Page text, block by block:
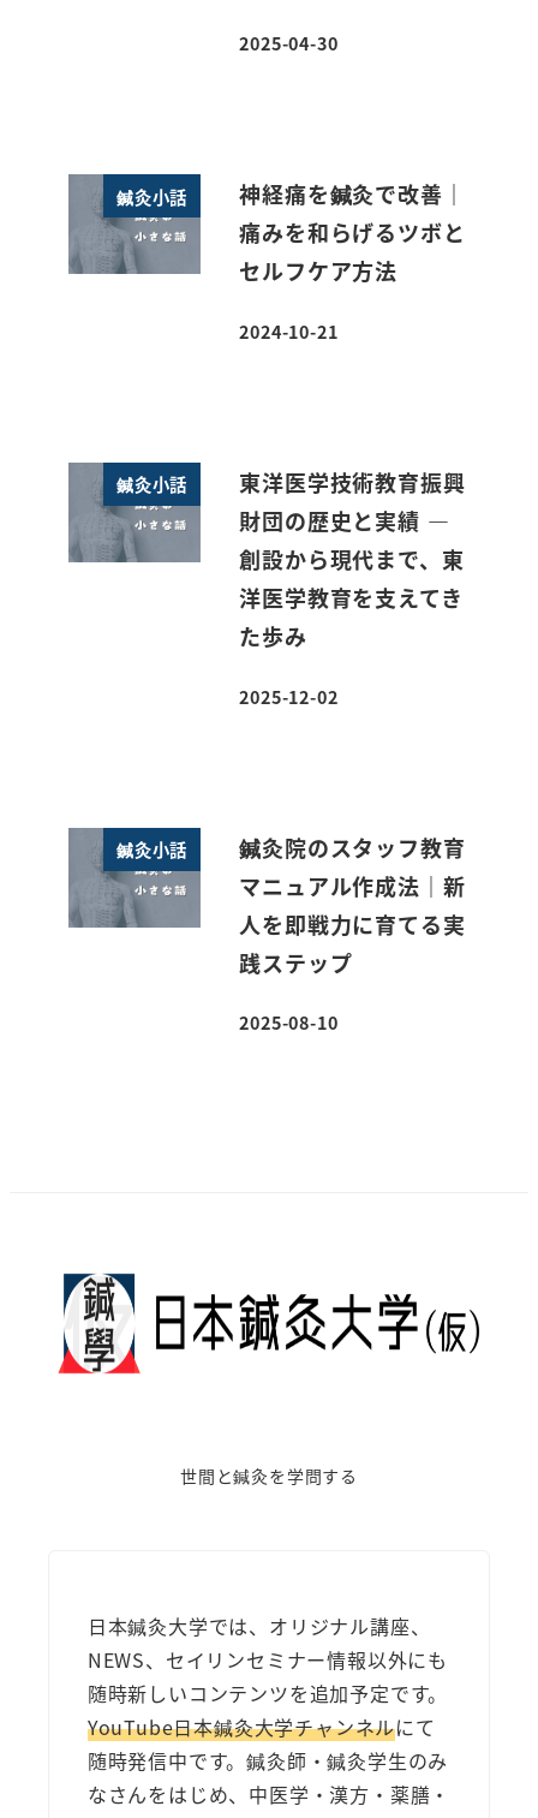
投稿日
2025-04-30
鍼灸小話
神経痛を鍼灸で改善｜
痛みを和らげるツボと
セルフケア方法
投稿日
2024-10-21
鍼灸小話
東洋医学技術教育振興
財団の歴史と実績 ―
創設から現代まで、東
洋医学教育を支えてき
た歩み
投稿日
2025-12-02
鍼灸小話
鍼灸院のスタッフ教育
マニュアル作成法｜新
人を即戦力に育てる実
践ステップ
投稿日
2025-08-10
世間と鍼灸を学問する
日本鍼灸大学では、オリジナル講座、
NEWS、セイリンセミナー情報以外にも
随時新しいコンテンツを追加予定です。
YouTube日本鍼灸大学チャンネルにて
随時発信中です。鍼灸師・鍼灸学生のみ
なさんをはじめ、中医学・漢方・薬膳・